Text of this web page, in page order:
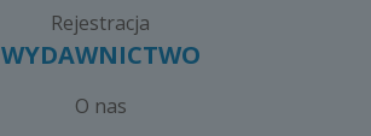
Rejestracja
WYDAWNICTWO
O nas